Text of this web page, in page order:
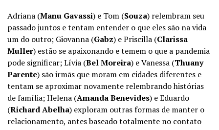
Adriana (Manu Gavassi) e Tom (Souza) relembram seu
passado juntos e tentam entender o que eles são na vida
um do outro; Giovanna (Gabz) e Priscilla (Clarissa
Muller) estão se apaixonando e temem o que a pandemia
pode significar; Lívia (Bel Moreira) e Vanessa (Thuany
Parente) são irmãs que moram em cidades diferentes e
tentam se aproximar novamente relembrando histórias
de família; Helena (Amanda Benevides) e Eduardo
(Richard Abelha) exploram outras formas de manter o
relacionamento, antes baseado totalmente no contato